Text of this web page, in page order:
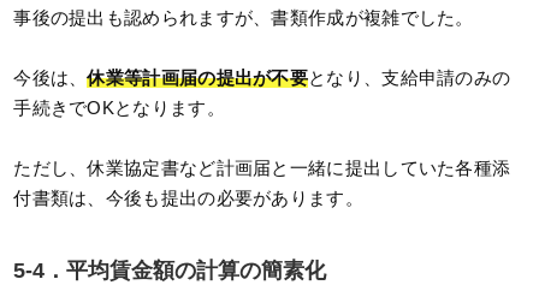
事後の提出も認められますが、書類作成が複雑でした。
今後は、休業等計画届の提出が不要となり、支給申請のみの
手続きでOKとなります。
ただし、休業協定書など計画届と一緒に提出していた各種添
付書類は、今後も提出の必要があります。
5-4．平均賃金額の計算の簡素化